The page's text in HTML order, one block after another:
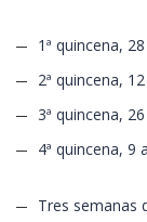
1ª quincena,
2ª quincena,
3ª quincena,
4ª quincena, 9
Tres semanas